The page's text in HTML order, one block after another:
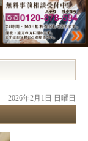
2026年2月1日 日曜日